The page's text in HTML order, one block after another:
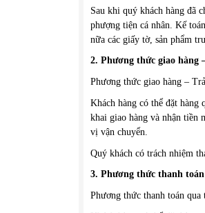
Sau khi quý khách hàng đã
phượng tiện cá nhân. Kế
nữa các giấy tờ, sản phẩm
2. Phương thức giao hàng
Phương thức giao hàng –
Khách hàng có thể đặt hàng
khai giao hàng và nhận tiền
vị vận chuyển.
Quý khách có trách nhiệm
3. Phương thức thanh
Phương thức thanh toán